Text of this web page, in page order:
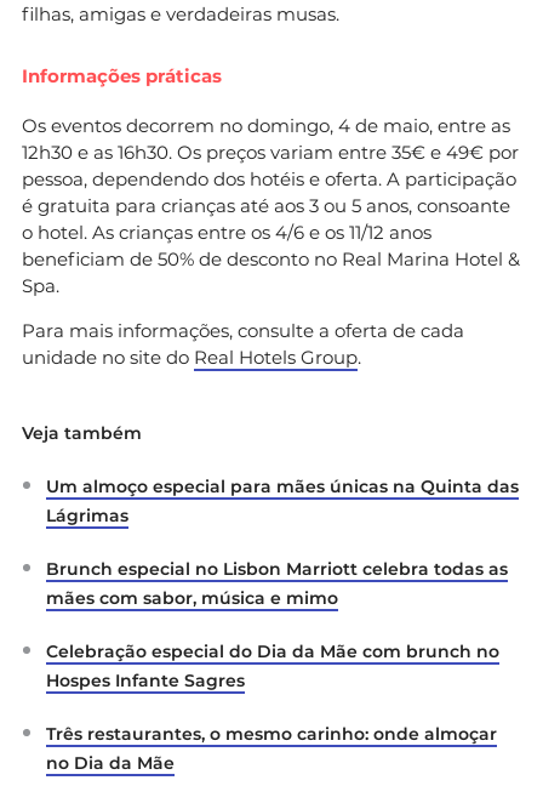
filhas, amigas e verdadeiras musas.
Informações práticas
Os eventos decorrem no domingo, 4 de maio, entre as
12h30 e as 16h30. Os preços variam entre 35€ e 49€ por
pessoa, dependendo dos hotéis e oferta. A participação
é gratuita para crianças até aos 3 ou 5 anos, consoante
o hotel. As crianças entre os 4/6 e os 11/12 anos
beneficiam de 50% de desconto no Real Marina Hotel &
Spa.
Para mais informações, consulte a oferta de cada
unidade no site do Real Hotels Group.
Veja também
Um almoço especial para mães únicas na Quinta das
Lágrimas
Brunch especial no Lisbon Marriott celebra todas as
mães com sabor, música e mimo
Celebração especial do Dia da Mãe com brunch no
Hospes Infante Sagres
Três restaurantes, o mesmo carinho: onde almoçar
no Dia da Mãe